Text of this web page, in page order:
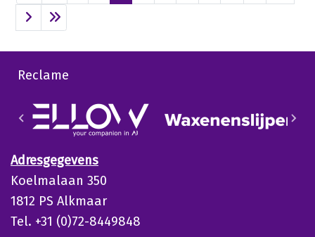
Reclame
Adresgegevens
Koelmalaan 350
1812 PS Alkmaar
Tel. +31 (0)72-8449848